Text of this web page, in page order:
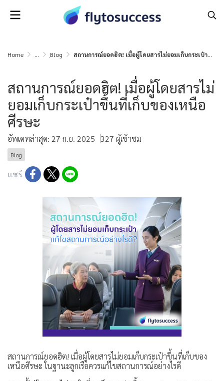
Home ... ฺBlog สถานการณ์ยอดฮิต! เมื่อผู้โดยสารไม่ยอมเก็บกระเป๋าขึ้นที่เก็บของเหนือศีรษะ
สถานการณ์ยอดฮิต! เมื่อผู้โดยสารไม่
ยอมเก็บกระเป๋าขึ้นที่เก็บของเหนือ
ศีรษะ
อัพเดทล่าสุด: 27 ก.ย. 2025 327 ผู้เข้าชม
ฺBlog
แชร์
สถานการณ์ยอดฮิต! เมื่อผู้โดยสารไม่ยอมเก็บกระเป๋าขึ้นที่เก็บของ
เหนือศีรษะ ในฐานะลูกเรือควรแก้ไขสถานการณ์อย่างไรดี